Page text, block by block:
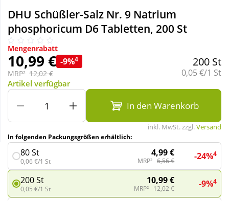
Natur & Homöopathie
Sanitätshaus
Sport & Fitness
Tierbedarf
Wellness
DHU Schüßler-Salz Nr. 9 Natrium
phosphoricum D6 Tabletten, 200 St
Mengenrabatt
10,99 € -9%4
MRP² 12,02 €
200 St
Grundpreis:
0,05 €/1 St
Artikel verfügbar
In den Warenkorb
inkl. MwSt. zzgl.Versand
In folgenden Packungsgrößen erhältlich:
80 St
0,06 €/1 St
4,99 €
MRP² 6,56 € -24%4
200 St
0,05 €/1 St
10,99 €
MRP² 12,02 € -9%4